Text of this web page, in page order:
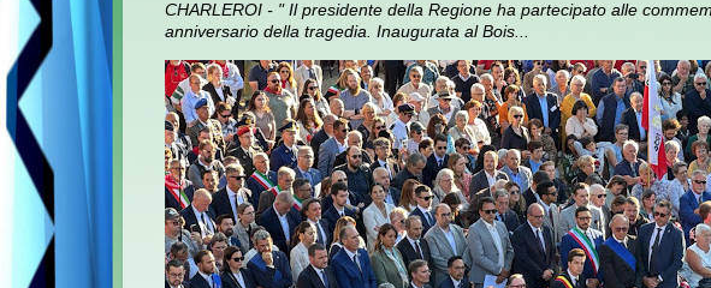
CHARLEROI - " Il presidente della Regione ha partecipato alle
anniversario della tragedia. Inaugurata al Bois...